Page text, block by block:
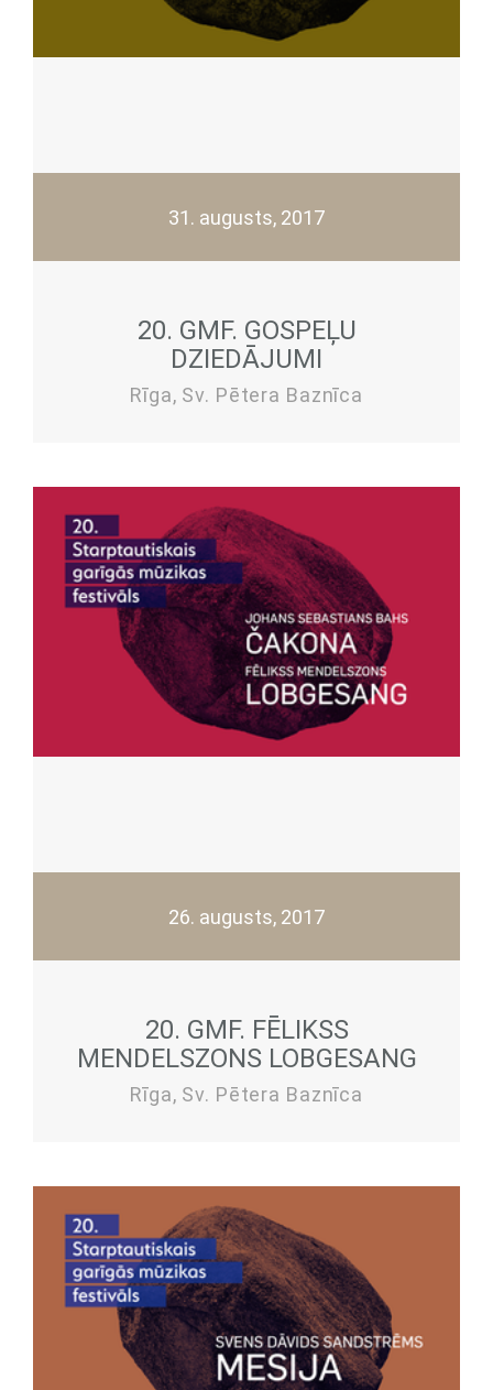
31. augusts, 2017
20. GMF. GOSPEĻU
DZIEDĀJUMI
Rīga, Sv. Pētera Baznīca
26. augusts, 2017
20. GMF. FĒLIKSS
MENDELSZONS LOBGESANG
Rīga, Sv. Pētera Baznīca